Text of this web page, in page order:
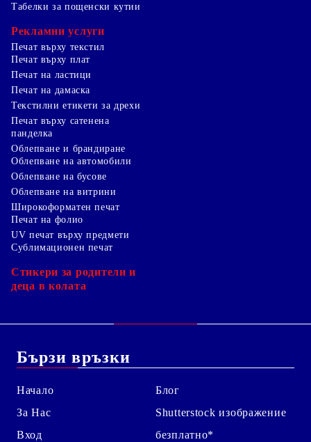
Табелки за пощенски кутии
Рекламни услуги
Печат върху текстил
Печат върху плат
Печат на ластици
Печат на дамаска
Текстилни етикети за дрехи
Печат върху сатенена
панделка
Облепване и брандиране
Облепване на автомобили
Облепване на бусове
Облепване на витрини
Широкоформатен печат
Печат на фолио
UV печат върху предмети
Сублимационен печат
Стикери за родители и
деца в колата
Бързи връзки
Начало
За Нас
Вход
Блог
Shutterstock изображение
безплатно*